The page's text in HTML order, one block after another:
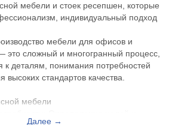
мебели и стоек ресепшен, которые
индивидуальный подход
мебели для офисов и
это сложный и многогранный процесс,
деталям, понимания потребностей
высоких стандартов качества.
мебели
особенности помещения, его
Далее →